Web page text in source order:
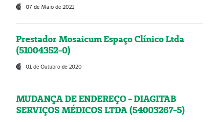
07 de Maio de 2021
Prestador Mosaicum Espaço Clínico Ltda
(51004352-0)
01 de Outubro de 2020
MUDANÇA DE ENDEREÇO - DIAGITAB
SERVIÇOS MÉDICOS LTDA (54003267-5)